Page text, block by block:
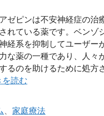
ゼピンは不安神経症の治
れている薬です。ベンゾ
経系を抑制してユーザー
な薬の一種であり、人々
るのを助けるために処方
を読む
、 家庭療法